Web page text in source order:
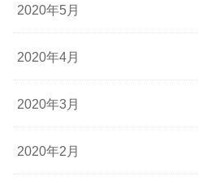
2020年5月
2020年4月
2020年3月
2020年2月